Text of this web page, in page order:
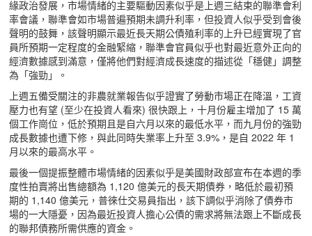
緣政治發展，市場情緒的主要驅動因素似乎是上週三結束的聯準會利
率會議，聯準會如市場普遍預期未調升利率，但投資人似乎受到會後
聲明的鼓舞，該聲明顯示最近長天期公債殖利率的上升已經實現了官
員所預期一定程度的金融緊縮，聯準會官員似乎也對最近意外正向的
經濟數據感到滿意，僅將他們對經濟成長速度的描述從「穩健」調整
為「強勁」。
上週五備受關注的非農就業報告似乎證實了勞動市場正在降溫，工資
壓力也有望 (至少在投資人看來) 很快跟上，十月份雇主增加了 15 萬
個工作崗位，低於預期且是自六月以來的最低水平，而九月份的強勁
成長數據也遭下修，與此同時失業率上升至 3.9%，是自 2022 年 1
月以來的最高水平。
最後一個提振整體市場情緒的因素似乎是美國財政部宣布在本週的季
度性拍賣將出售總額為 1,120 億美元的長天期債券，略低於最初預
期的 1,140 億美元，普徠仕交易員指出，該下調似乎消除了債券市
場的一大隱憂，因為最近投資人擔心公債的需求將無法跟上不斷成長
的聯邦債務所需供應的資金。